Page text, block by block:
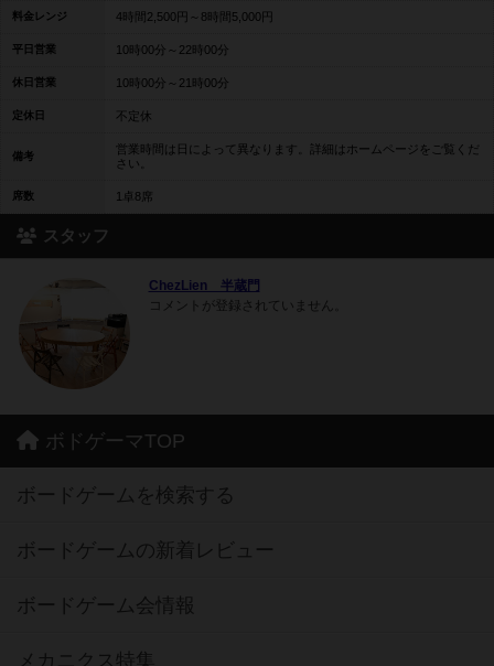
料金レンジ 4時間2,500円～8時間5,000円
平日営業 10時00分～22時00分
休日営業 10時00分～21時00分
定休日 不定休
備考
営業時間は日によって異なります。詳細はホームページをご覧くだ
さい。
席数 1卓8席
スタッフ
ChezLien 半蔵門
コメントが登録されていません。
ボドゲーマTOP
ボードゲームを検索する
ボードゲームの新着レビュー
ボードゲーム会情報
メカニクス特集